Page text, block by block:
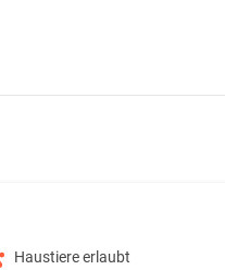
Haustiere erlaubt